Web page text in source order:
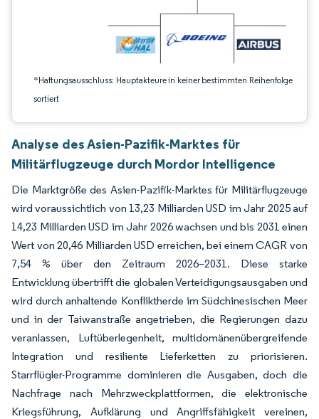
*Haftungsausschluss: Hauptakteure in keiner bestimmten Reihenfolge
sortiert
Analyse des Asien-Pazifik-Marktes für
Militärflugzeuge durch Mordor Intelligence
Die Marktgröße des Asien-Pazifik-Marktes für Militärflugzeuge
wird voraussichtlich von 13,23 Milliarden USD im Jahr 2025 auf
14,23 Milliarden USD im Jahr 2026 wachsen und bis 2031 einen
Wert von 20,46 Milliarden USD erreichen, bei einem CAGR von
7,54 % über den Zeitraum 2026–2031. Diese starke
Entwicklung übertrifft die globalen Verteidigungsausgaben und
wird durch anhaltende Konfliktherde im Südchinesischen Meer
und in der Taiwanstraße angetrieben, die Regierungen dazu
veranlassen, Luftüberlegenheit, multidomänenübergreifende
Integration und resiliente Lieferketten zu priorisieren.
Starrflügler-Programme dominieren die Ausgaben, doch die
Nachfrage nach Mehrzweckplattformen, die elektronische
Kriegsführung, Aufklärung und Angriffsfähigkeit vereinen,